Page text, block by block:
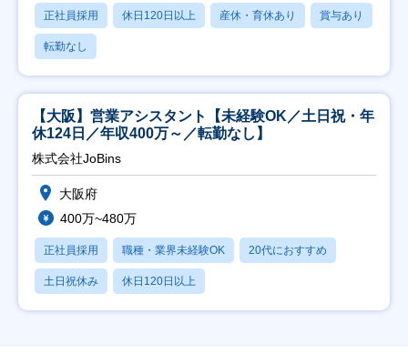
正社員採用 休日120日以上 産休・育休あり 賞与あり
転勤なし
【大阪】営業アシスタント【未経験OK／土日祝・年
休124日／年収400万～／転勤なし】
株式会社JoBins
大阪府
400万~480万
正社員採用 職種・業界未経験OK 20代におすすめ
土日祝休み 休日120日以上